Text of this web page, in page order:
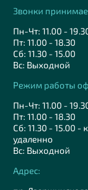
Звонки
Пн-Чт: 11.00 -
Пт: 11.00 - 18.30
Сб: 11.30 - 15.00
Вс: Выходной
Режим работы
Пн-Чт: 11.00 -
Пт: 11.00 - 18.30
Сб: 11.30 - 15.00 -
удаленно
Вс: Выходной
Адрес: